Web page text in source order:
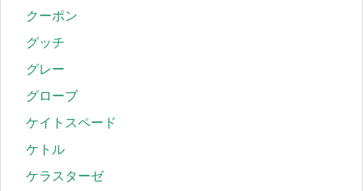
クーポン
グッチ
グレー
グローブ
ケイトスペード
ケトル
ケラスターゼ